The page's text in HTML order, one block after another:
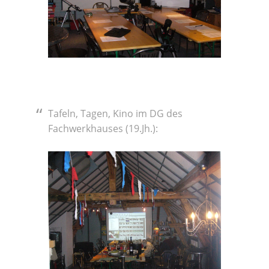
Tafeln, Tagen, Kino im DG des
Fachwerkhauses (19.Jh.):